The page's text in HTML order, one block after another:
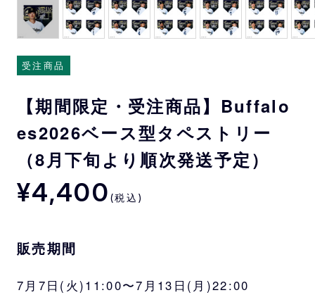
受注商品
【期間限定・受注商品】Buffalo
es2026ベース型タペストリー
（8月下旬より順次発送予定）
¥4,400 (税込)
販売期間
7月7日(火)11:00〜7月13日(月)22:00